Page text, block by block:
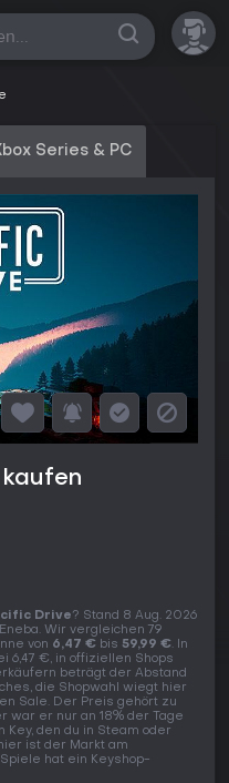
Series & PC
Drive? Stand 8 Aug. 2026
Wir vergleichen 79
von 6,47 € bis 59,99 €. In
6,47 €, in offiziellen Shops
beträgt der Abstand
die Shopwahl wiegt hier
Sale. Der Preis gehört zu
war er nur an 18% der Tage
Key, den du in Steam oder
ist der Markt am
hat ein Keyshop-